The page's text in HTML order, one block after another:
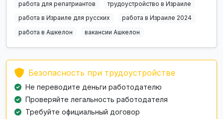
работа для репатриантов
трудоустройство в Израиле
работа в Израиле для русских
работа в Израиле 2024
работа в Ашкелон
вакансии Ашкелон
Безопасность при трудоустройстве
Не переводите деньги работодателю
Проверяйте легальность работодателя
Требуйте официальный договор